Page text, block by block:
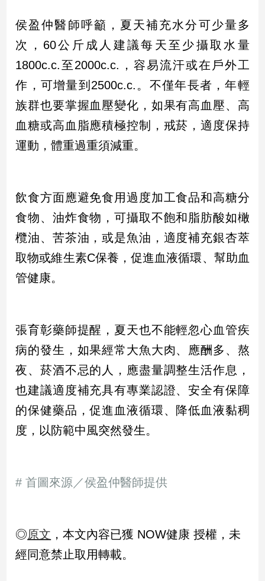
侯盈仲醫師呼籲，夏天補充水分可少量多
次，60公斤成人建議每天至少攝取水量
1800c.c.至2000c.c.，容易流汗或在戶外工
作，可增量到2500c.c.。不僅年長者，年輕
族群也要掌握血壓變化，如果有高血壓、高
血糖或高血脂應積極控制，戒菸，適度保持
運動，體重過重須減重。
飲食方面應避免食用過度加工食品和高糖分
食物、油炸食物，可攝取不飽和脂肪酸如橄
欖油、苦茶油，或是魚油，適度補充銀杏萃
取物或維生素C保養，促進血液循環、幫助血
管健康。
張育彰藥師提醒，夏天也不能輕忽心血管疾
病的發生，如果經常大魚大肉、應酬多、熬
夜、菸酒不忌的人，應盡量調整生活作息，
也建議適度補充具有專業認證、安全有保障
的保健藥品，促進血液循環、降低血液黏稠
度，以防範中風突然發生。
# 首圖來源／侯盈仲醫師提供
◎原文 ，本文內容已獲 NOW健康 授權，未
經同意禁止取用轉載。